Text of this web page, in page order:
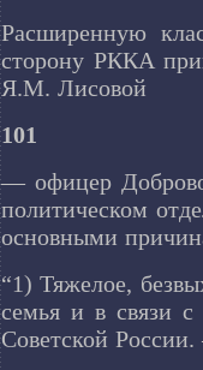
Расширенную
сторону РККА
Я.М. Лисовой
101
— офицер
политическом
основными
“1) Тяжелое,
семья и в связи с
Советской